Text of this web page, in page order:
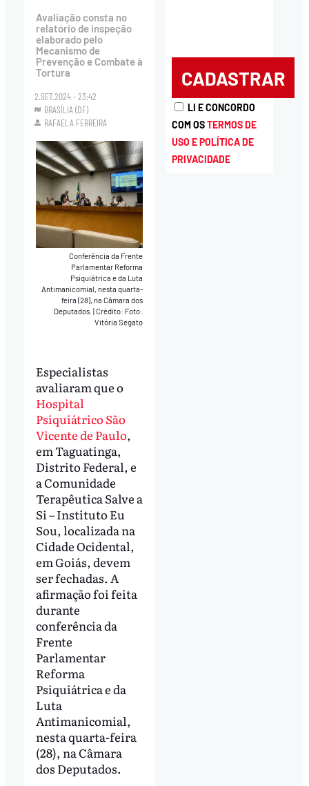
Avaliação consta no
relatório de inspeção
elaborado pelo
Mecanismo de
Prevenção e Combate à
Tortura
2.SET.2024 - 23:42
BRASÍLIA (DF)
RAFAELA FERREIRA
Conferência da Frente
Parlamentar Reforma
Psiquiátrica e da Luta
Antimanicomial, nesta quarta-
feira (28), na Câmara dos
Deputados.
Crédito: Foto:
Vitória Segato
Especialistas
avaliaram que o
Hospital
Psiquiátrico São
Vicente de Paulo,
em Taguatinga,
Distrito Federal, e
a Comunidade
Terapêutica Salve a
Si – Instituto Eu
Sou, localizada na
Cidade Ocidental,
em Goiás, devem
ser fechadas. A
afirmação foi feita
durante
conferência da
Frente
Parlamentar
Reforma
Psiquiátrica e da
Luta
Antimanicomial,
nesta quarta-feira
(28), na Câmara
dos Deputados.
LI E CONCORDO
COM OSTERMOS DE
USO E POLÍTICA DE
PRIVACIDADE